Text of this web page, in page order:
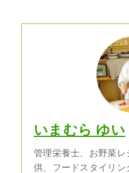
いまむら ゆい
管理栄養士、お野菜レ
供、フードスタイリ